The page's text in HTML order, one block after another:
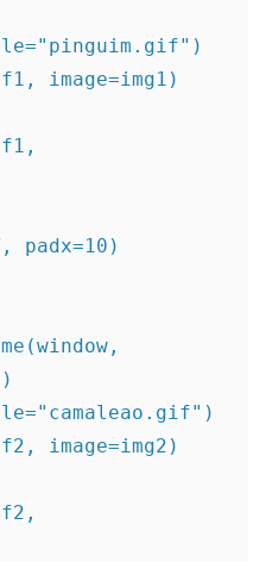
image=img1)
padx=10)
image=img2)